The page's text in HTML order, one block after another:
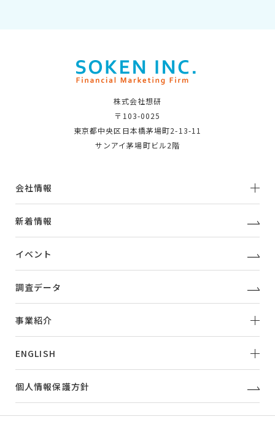
株式会社想研
〒103-0025
東京都中央区日本橋茅場町2-13-11
サンアイ茅場町ビル2階
会社情報
新着情報
イベント
調査データ
事業紹介
ENGLISH
個人情報保護方針